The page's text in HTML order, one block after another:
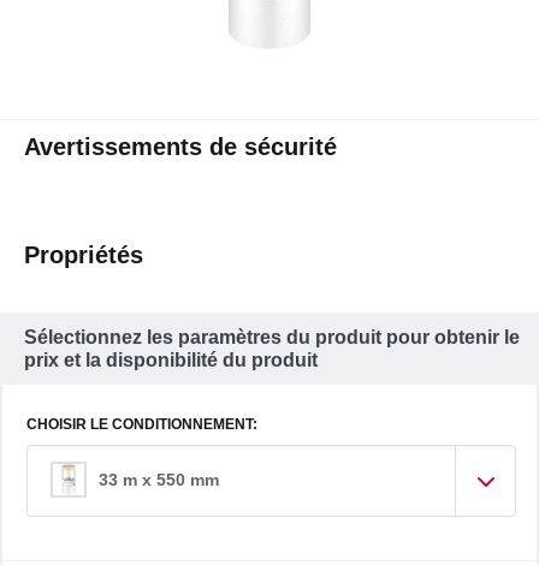
Avertissements de sécurité
Propriétés
Sélectionnez les paramètres du produit pour obtenir le
prix et la disponibilité du produit
CHOISIR LE CONDITIONNEMENT:
33 m x 550 mm